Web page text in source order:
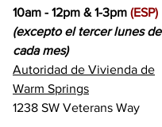
10am - 12pm & 1-3pm (ESP)
(excepto el tercer lunes de
cada mes)
Autoridad de Vivienda de
Warm Springs
1238 SW Veterans Way